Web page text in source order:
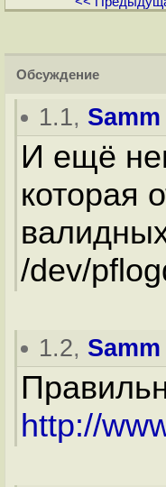
Обсуждение
1.1, Samm
И ещё
которая
/dev/
1.2, Samm
http://